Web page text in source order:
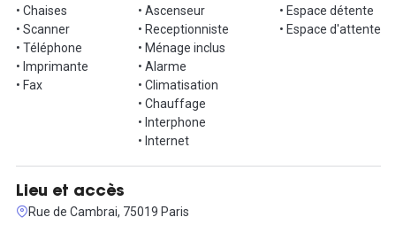
• Chaises
• Scanner
• Téléphone
• Imprimante
• Fax
• Ascenseur
• Receptionniste
• Ménage inclus
• Alarme
• Climatisation
• Chauffage
• Interphone
• Internet
• Espace détente
• Espace d'attente
Lieu et accès
Rue de Cambrai, 75019 Paris